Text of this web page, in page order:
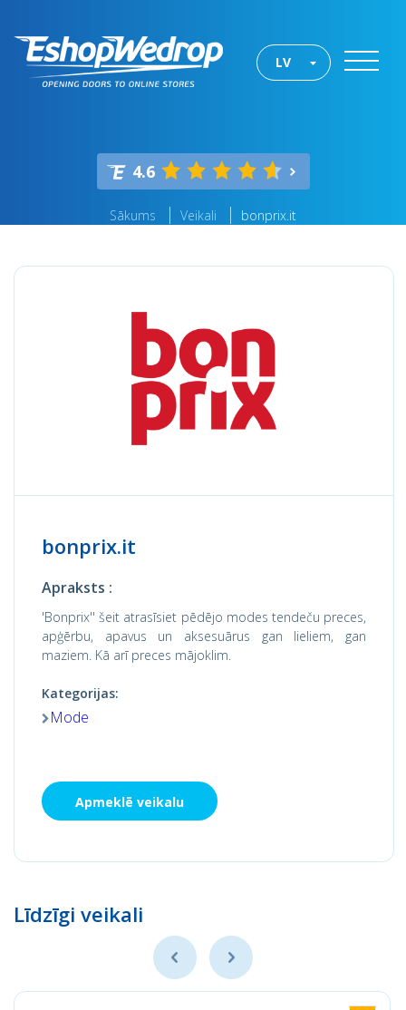
LV
4.6
Sākums Veikali bonprix.it
bonprix.it
Apraksts :
'Bonprix'' šeit atrasīsiet pēdējo modes tendeču preces,
apģērbu, apavus un aksesuārus gan lieliem, gan
maziem. Kā arī preces mājoklim.
Kategorijas:
Mode
Apmeklē veikalu
Līdzīgi veikali